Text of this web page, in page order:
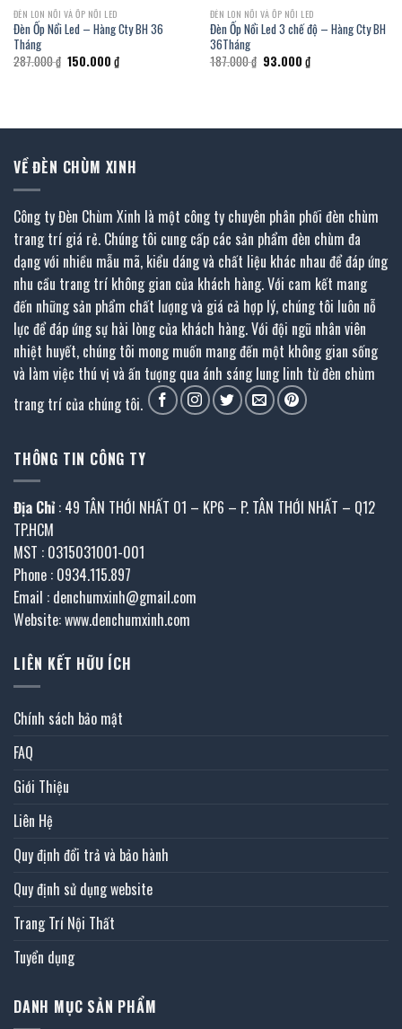
ĐÈN LON NỔI VÀ ỐP NỔI LED
Đèn Ốp Nổi Led – Hàng Cty BH 36
Tháng
287.000₫ Giá
gốc
150.000 ₫Giá
hiện
ĐÈN LON NỔI VÀ ỐP NỔI LED
Đèn Ốp Nổi Led 3 chế độ – Hàng Cty BH
36Tháng
187.000₫ Giá
gốc
93.000 ₫Giá
hiện
VỀ ĐÈN CHÙM XINH
Công ty Đèn Chùm Xinh là một công ty chuyên phân phối đèn chùm
trang trí giá rẻ. Chúng tôi cung cấp các sản phẩm đèn chùm đa
dạng với nhiều mẫu mã, kiểu dáng và chất liệu khác nhau để đáp ứng
nhu cầu trang trí không gian của khách hàng. Với cam kết mang
đến những sản phẩm chất lượng và giá cả hợp lý, chúng tôi luôn nỗ
lực để đáp ứng sự hài lòng của khách hàng. Với đội ngũ nhân viên
nhiệt huyết, chúng tôi mong muốn mang đến một không gian sống
và làm việc thú vị và ấn tượng qua ánh sáng lung linh từ đèn chùm
trang trí của chúng tôi.
THÔNG TIN CÔNG TY
Địa Chỉ : 49 TÂN THỚI NHẤT 01 – KP6 – P. TÂN THỚI NHẤT – Q12
TP.HCM
MST : 0315031001-001
Phone : 0934.115.897
Email : denchumxinh@gmail.com
Website: www.denchumxinh.com
LIÊN KẾT HỮU ÍCH
Chính sách bảo mật
FAQ
Giới Thiệu
Liên Hệ
Quy định đổi trả và bảo hành
Quy định sử dụng website
Trang Trí Nội Thất
Tuyển dụng
DANH MỤC SẢN PHẨM